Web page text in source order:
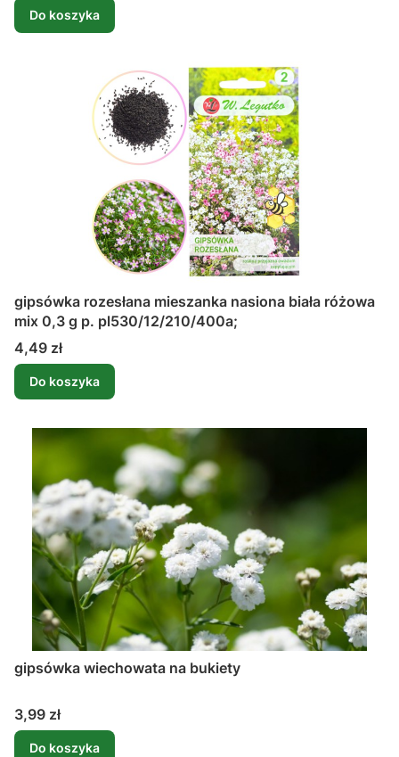
Do koszyka
gipsówka rozesłana mieszanka nasiona biała różowa
mix 0,3 g p. pl530/12/210/400a;
Cena
4,49 zł
Do koszyka
gipsówka wiechowata na bukiety
Cena
3,99 zł
Do koszyka